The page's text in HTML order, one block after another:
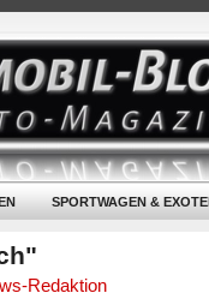
SPORTWAGEN &
Redaktion